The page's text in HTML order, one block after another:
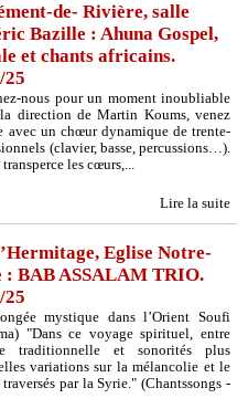
de- Rivière, salle
Bazille : Ahuna Gospel,
et chants africains.
25
nous pour un moment inoubliable
direction de Martin Koums, venez
avec un chœur dynamique de trente-
(clavier, basse, percussions…).
les cœurs,...
Lire la suite
Eglise Notre-
: BAB ASSALAM TRIO.
25
mystique dans l’Orient Soufi
"Dans ce voyage spirituel, entre
traditionnelle et sonorités plus
variations sur la mélancolie et le
par la Syrie." (Chantssongs -